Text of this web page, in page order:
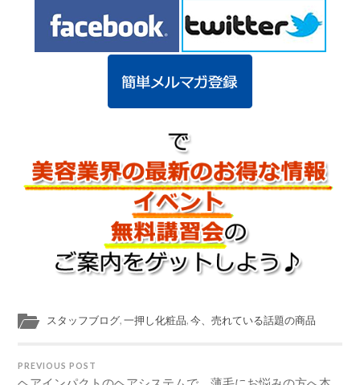
スタッフブログ,一押し化粧品,今、売れている話題の商品
PREVIOUS POST